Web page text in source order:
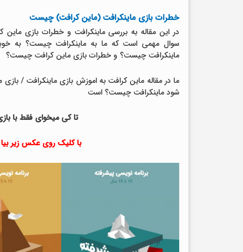
خطرات بازی ماینکرافت (ماین کرافت) چیست
در این مقاله به بررسی ماینکرافت و خطرات بازی
سوال مهمی است که ما به ماینکرافت چیست؟ به خوبی
ماینکرافت چیست؟ و خطرات بازی ماین کرافت چیست؟
ما در مقاله ماین کرافت به اموزش بازی ماینکرافت / بازی
شود ماینکرافت چیست؟ است
تا کی میخوای فقط با
با کلیک روی عکس زیر